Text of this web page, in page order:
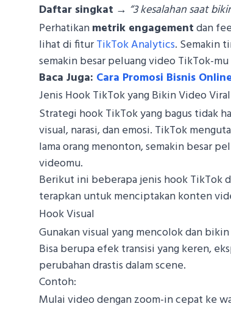
Daftar singkat → “3 kesalahan saat
Perhatikanmetrik engagementdan
lihat di fiturTikTok Analytics. Semakin
semakin besar peluang video TikTok-
Baca Juga: Cara Promosi Bisnis
Jenis Hook TikTok yang Bikin Video Viral
Strategi hook TikTok yang bagus tidak
visual, narasi, dan emosi. TikTok
lama orang menonton, semakin besar
videomu.
Berikut ini beberapa jenis hook TikTok
terapkan untuk menciptakan konten
Hook Visual
Gunakan visual yang mencolok dan
Bisa berupa efek transisi yang keren,
perubahan drastis dalam scene.
Contoh:
Mulai video dengan zoom-in cepat ke